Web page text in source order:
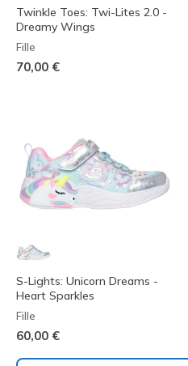
Twinkle Toes: Twi-Lites 2.0 -
Dreamy Wings
Fille
70,00 €
S-Lights: Unicorn Dreams -
Heart Sparkles
Fille
60,00 €